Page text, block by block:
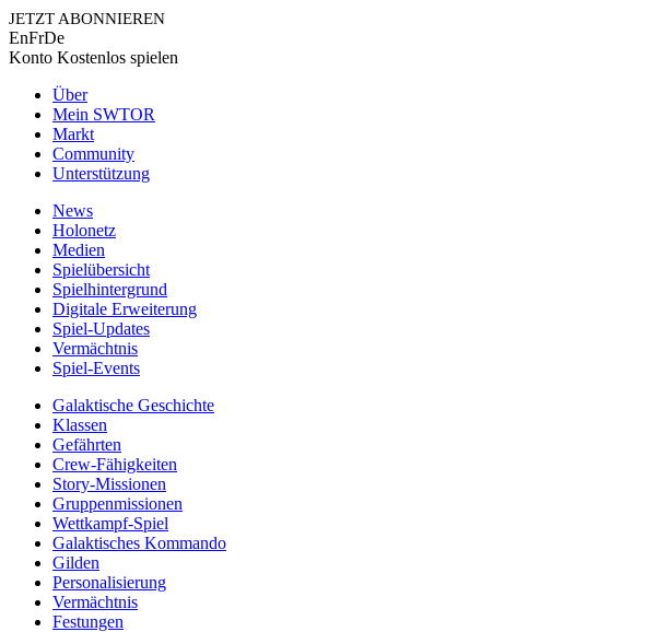
JETZT ABONNIEREN
EnFrDe
Konto Kostenlos spielen
Über
Mein SWTOR
Markt
Community
Unterstützung
News
Holonetz
Medien
Spielübersicht
Spielhintergrund
Digitale Erweiterung
Spiel-Updates
Vermächtnis
Spiel-Events
Galaktische Geschichte
Klassen
Gefährten
Crew-Fähigkeiten
Story-Missionen
Gruppenmissionen
Wettkampf-Spiel
Galaktisches Kommando
Gilden
Personalisierung
Vermächtnis
Festungen